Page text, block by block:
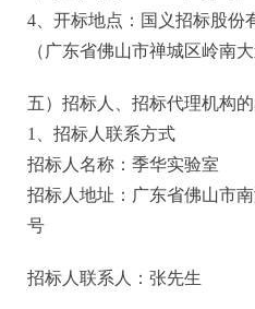
4、开标地点：国义招标股份
（广东省佛山市禅城区岭南
五） 招标人、招标代理机构
1、招标人联系方式
招标人名称： 季华实验室
招标人地址：广东省佛山市
号
招标人联系人： 张先生